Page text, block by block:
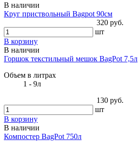
В наличии
Круг приствольный Bagpot 90см
320 руб.
шт
В корзину
В наличии
Горшок текстильный мешок BagPot 7,5л
Объем в литрах
1 - 9л
130 руб.
шт
В корзину
В наличии
Компостер BagPot 750л